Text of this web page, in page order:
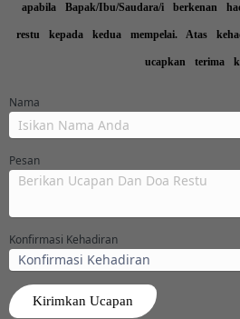
apabila Bapak/Ibu/Saudara/i berkenan
restu kepada kedua mempelai. Atas
ucapkan terima
Nama
Pesan
Konfirmasi Kehadiran
Kirimkan Ucapan